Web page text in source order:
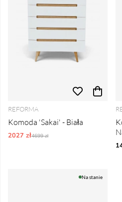
REFORMA
Komoda 'Sakai' - Biała
2027 złOrdynarne ceny:
4699 zł
Na stanie